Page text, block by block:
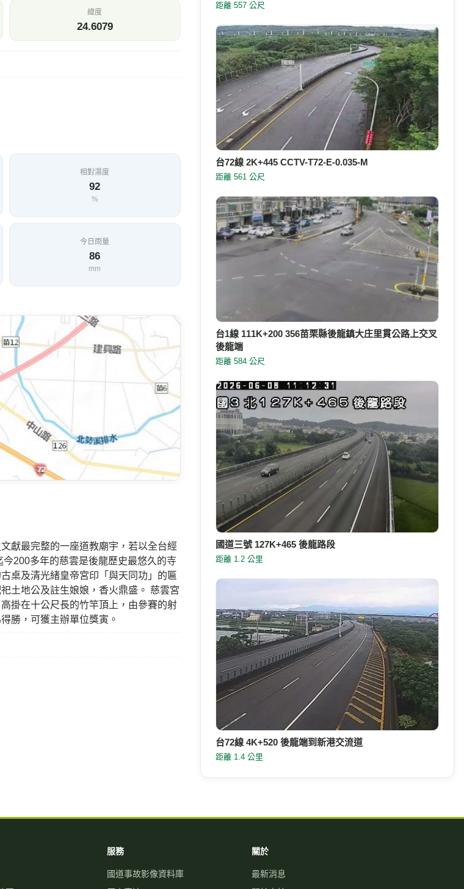
緯度
24.6079
相對濕度
92
%
今日雨量
86
mm
獻最完整的一座道教廟宇，若以全台經
200多年的慈雲是後龍歷史最悠久的寺
桌及清光緒皇帝宮印「與天同功」的匾
土地公及註生娘娘，香火鼎盛。 慈雲宮
掛在十公尺長的竹竿頂上，由參賽的射
勝，可獲主辦單位獎寅。
距離 557 公尺
台72線 2K+445 CCTV-T72-E-0.035-M
距離 561 公尺
台1線 111K+200 356苗栗縣後龍鎮大庄里貫公路上交叉
後龍端
距離 584 公尺
國道三號 127K+465 後龍路段
距離 1.2 公里
台72線 4K+520 後龍端到新港交流道
距離 1.4 公里
服務
國道事故影像資料庫
關於
最新消息